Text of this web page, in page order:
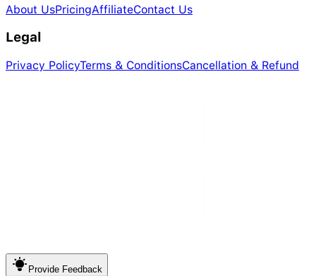
About UsPricingAffiliateContact Us
Legal
Privacy PolicyTerms & ConditionsCancellation & Refund
Provide Feedback